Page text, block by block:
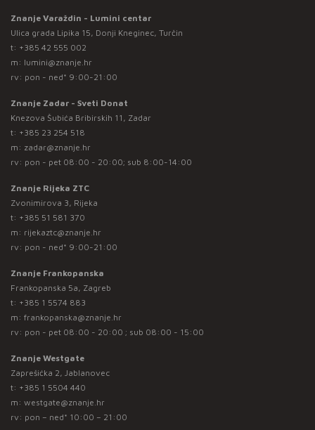
Znanje Varaždin - Lumini centar
Ulica grada Lipika 15, Donji Kneginec, Turčin
t: +385 42 555 002
m: lumini@znanje.hr
rv: pon - ned* 9:00-21:00
Znanje Zadar - Sveti Donat
Knezova Šubića Bribirskih 11, Zadar
t: +385 23 254 518
m: zadar@znanje.hr
rv: pon - pet 08:00 - 20:00; sub 8:00-14:00
Znanje Rijeka ZTC
Zvonimirova 3, Rijeka
t: +385 51 581 370
m: rijekaztc@znanje.hr
rv: pon - ned* 9:00-21:00
Znanje Frankopanska
Frankopanska 5a, Zagreb
t: +385 1 5574 883
m: frankopanska@znanje.hr
rv: pon - pet 08:00 - 20:00 ; sub 08:00 - 15:00
Znanje Westgate
Zaprešićka 2, Jablanovec
t: +385 1 5504 440
m: westgate@znanje.hr
rv: pon – ned* 10:00 – 21:00